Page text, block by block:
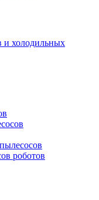
и холодильных
роботов